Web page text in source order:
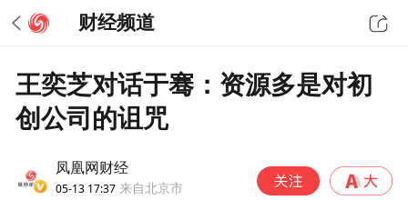
财经频道
王奕芝对话于骞：资源多是对初
创公司的诅咒
凤凰网财经
05-13 17:37 来自北京市